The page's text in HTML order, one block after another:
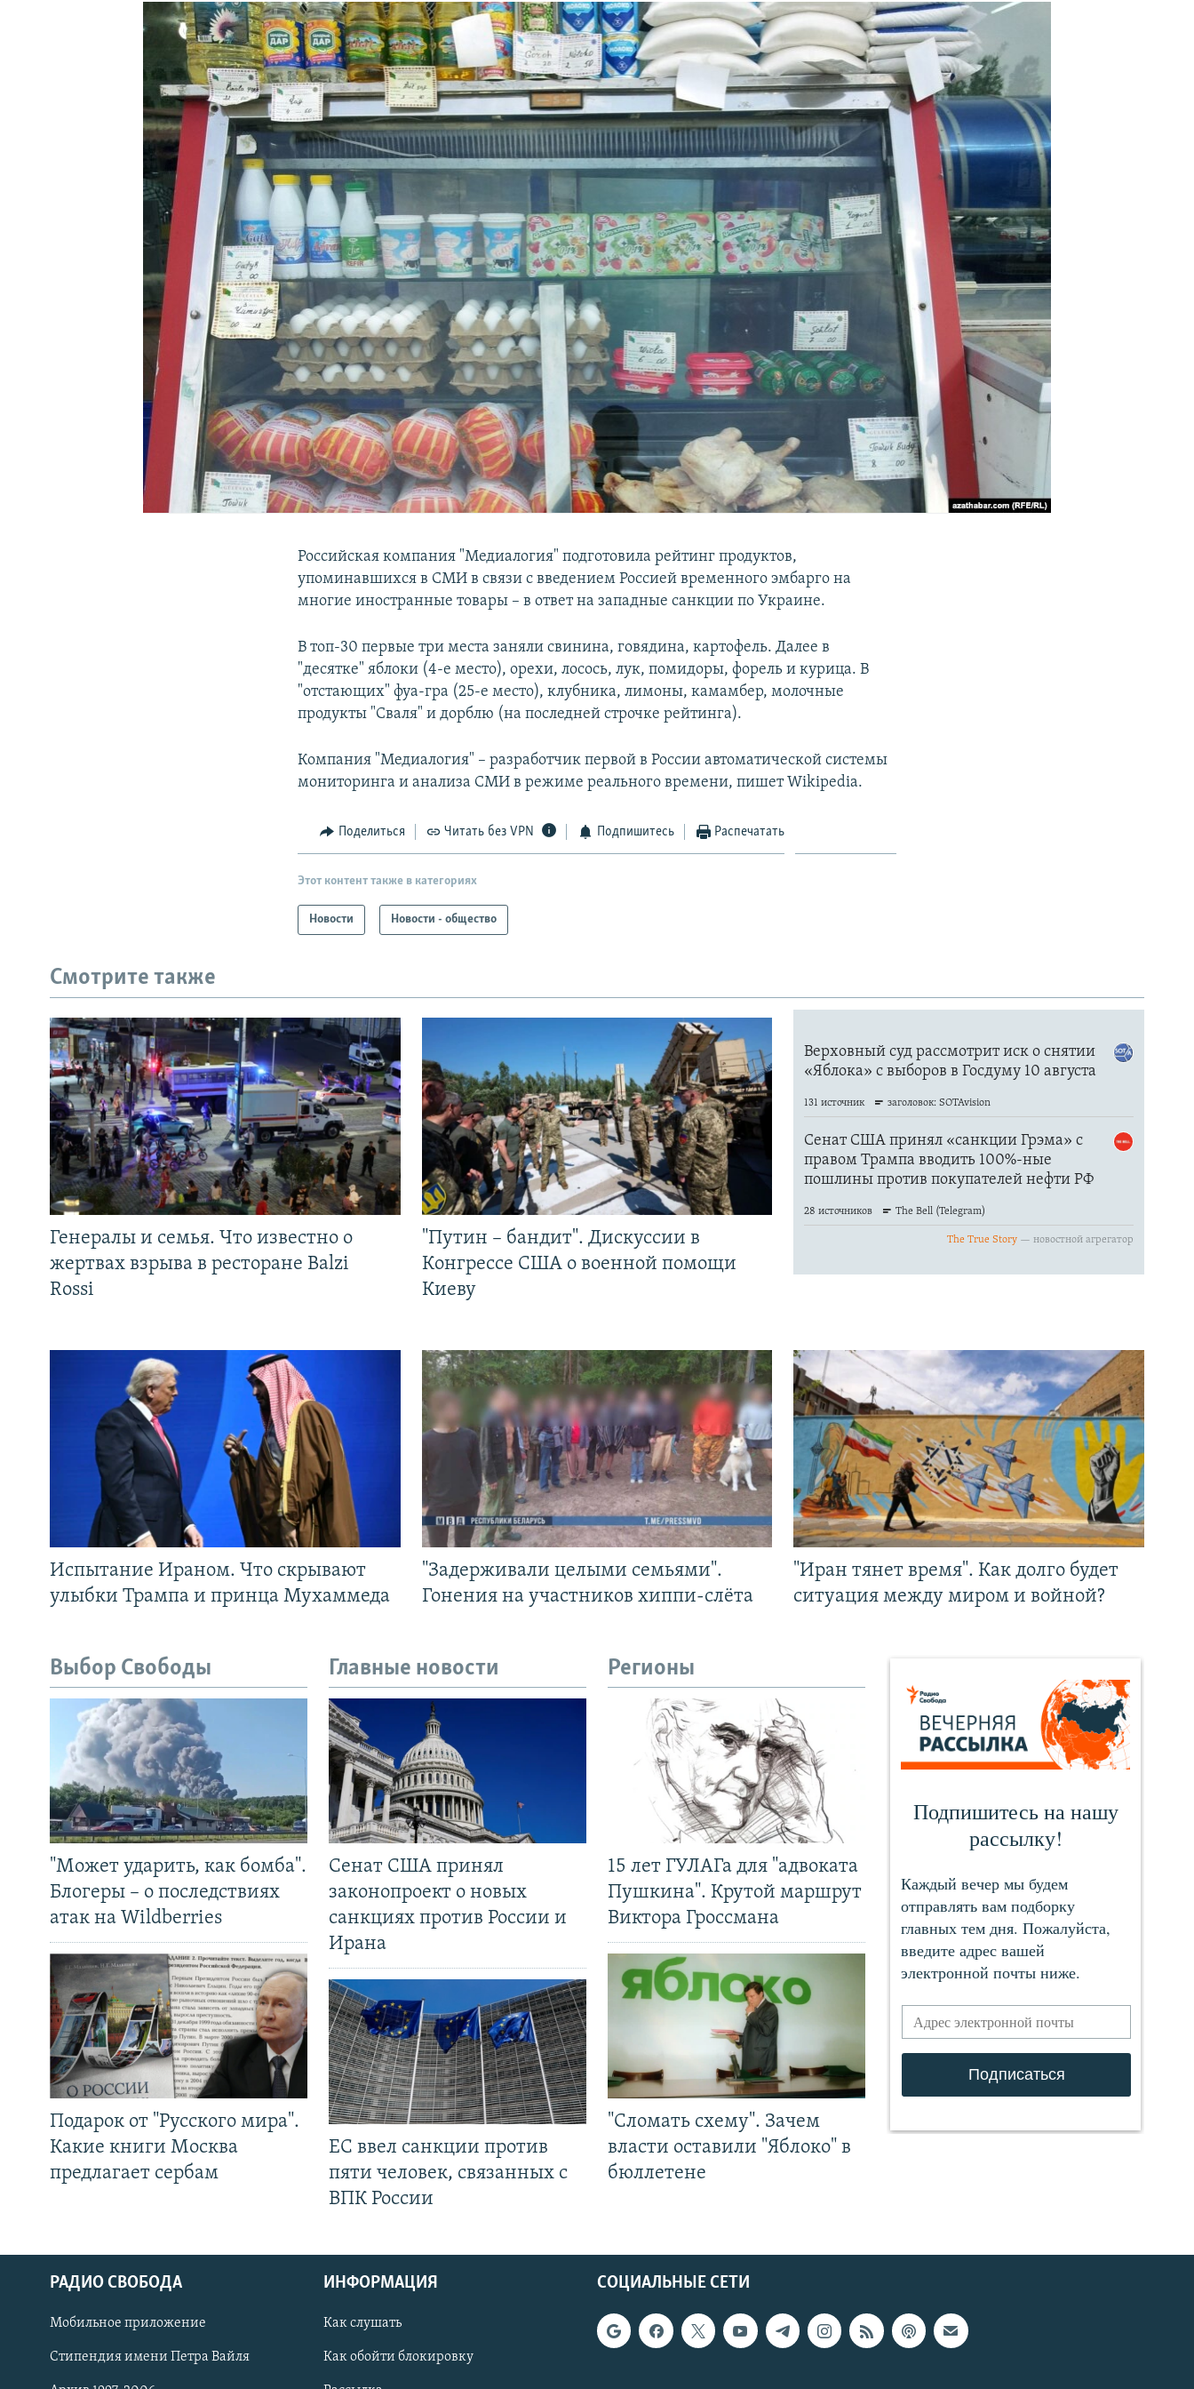
ПОДПИШИТЕСЬ НА РАССЫЛКУ
СОЦИАЛЬНЫЕ СЕТИ
Российская компания "Медиалогия" подготовила рейтинг продуктов,
упоминавшихся в СМИ в связи с введением Россией временного эмбарго на
многие иностранные товары – в ответ на западные санкции по Украине.
В топ-30 первые три места заняли свинина, говядина, картофель. Далее в
"десятке" яблоки (4-е место), орехи, лосось, лук, помидоры, форель и курица. В
"отстающих" фуа-гра (25-е место), клубника, лимоны, камамбер, молочные
продукты "Сваля" и дорблю (на последней строчке рейтинга).
Компания "Медиалогия" – разработчик первой в России автоматической системы
мониторинга и анализа СМИ в режиме реального времени, пишет Wikipedia.
Поделиться Читать без VPN Подпишитесь Распечатать
Этот контент также в категориях
Новости Новости - общество
Смотрите также
Генералы и семья. Что известно о
жертвах взрыва в ресторане Balzi
Rossi
"Путин – бандит". Дискуссии в
Конгрессе США о военной помощи
Киеву
Испытание Ираном. Что скрывают
улыбки Трампа и принца Мухаммеда
"Задерживали целыми семьями".
Гонения на участников хиппи-слёта
"Иран тянет время". Как долго будет
ситуация между миром и войной?
Выбор Свободы
"Может ударить, как бомба".
Блогеры – о последствиях
атак на Wildberries
Подарок от "Русского мира".
Какие книги Москва
предлагает сербам
Главные новости
Сенат США принял
законопроект о новых
санкциях против России и
Ирана
ЕС ввел санкции против
пяти человек, связанных с
ВПК России
Регионы
15 лет ГУЛАГа для "адвоката
Пушкина". Крутой маршрут
Виктора Гроссмана
"Сломать схему". Зачем
власти оставили "Яблоко" в
бюллетене
СОЦИАЛЬНЫЕ СЕТИ
РАДИО СВОБОДА
Мобильное приложение
Стипендия имени Петра Вайля
ИНФОРМАЦИЯ
Как слушать
Как обойти блокировку